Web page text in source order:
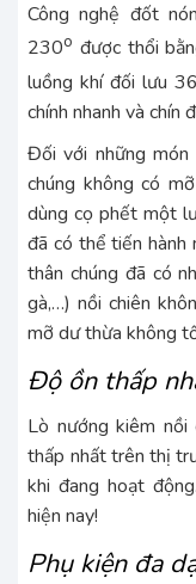
Công nghệ đốt
230o được thổi
luồng khí đối lưu
chính nhanh và chín
Đối với những món
chúng không có
dùng cọ phết một
đã có thể tiến hành
thân chúng đã có
gà,…) nồi chiên
mỡ dư thừa không
Độ ồn thấp
Lò nướng kiêm
thấp nhất trên thị
khi đang hoạt
hiện nay!
Phụ kiện đa